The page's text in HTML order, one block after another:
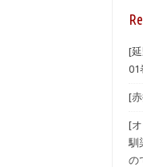
[
01
[
[
馴
の